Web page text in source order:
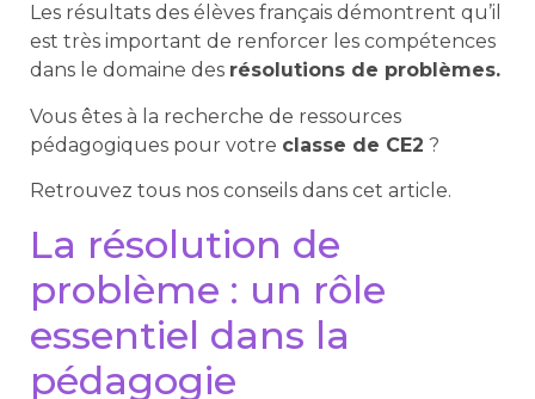
Les résultats des élèves français démontrent qu’il
est très important de renforcer les compétences
dans le domaine des résolutions de problèmes.
Vous êtes à la recherche de ressources
pédagogiques pour votre classe de CE2 ?
Retrouvez tous nos conseils dans cet article.
La résolution de
problème : un rôle
essentiel dans la
pédagogie